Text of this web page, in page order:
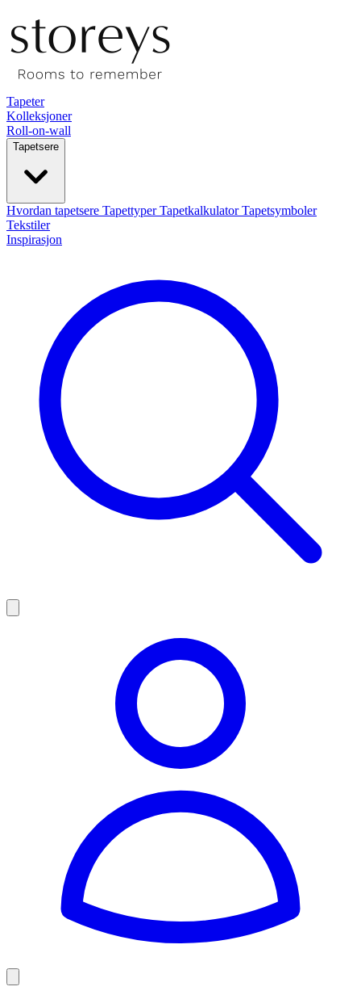
Tapeter
Kolleksjoner
Roll-on-wall
Tapetsere
Hvordan tapetsere TapettyperTapetkalkulatorTapetsymboler
Tekstiler
Inspirasjon